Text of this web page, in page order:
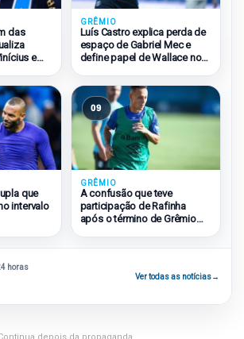
das
e
GRÊMIO
Luís Castro explica perda de
espaço de Gabriel Mec e
define papel de Wallace no
que
intervalo
09
GRÊMIO
A confusão que teve
participação de Rafinha
após o término de Grêmio
horas
Ver todas as notícias→